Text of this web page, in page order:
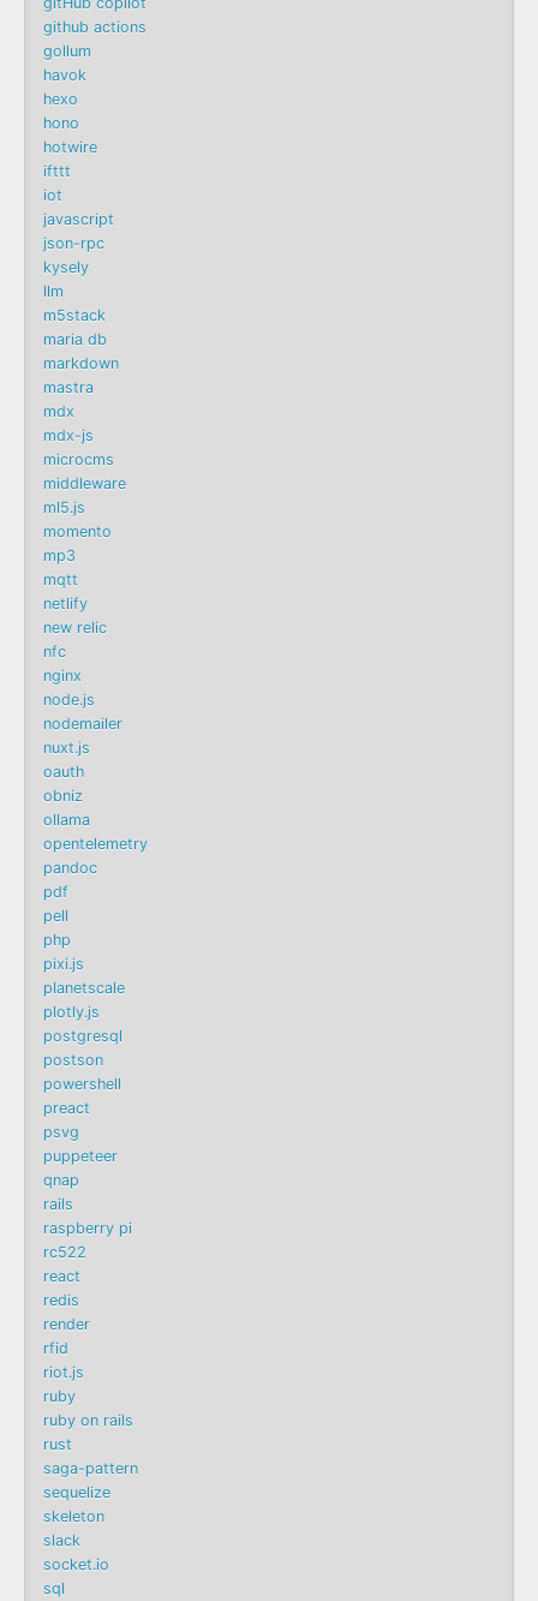
github actions
gollum
havok
hexo
hono
hotwire
ifttt
iot
javascript
json-rpc
kysely
llm
m5stack
maria db
markdown
mastra
mdx
mdx-js
microcms
middleware
ml5.js
momento
mp3
mqtt
netlify
new relic
nfc
nginx
node.js
nodemailer
nuxt.js
oauth
obniz
ollama
opentelemetry
pandoc
pdf
pell
php
pixi.js
planetscale
plotly.js
postgresql
postson
powershell
preact
psvg
puppeteer
qnap
rails
raspberry pi
rc522
react
redis
render
rfid
riot.js
ruby
ruby on rails
rust
saga-pattern
sequelize
skeleton
slack
socket.io
sql